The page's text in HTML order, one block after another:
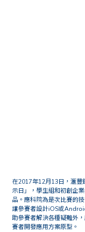
在2017年12月13日，滙豐
示日」，學生組和初創企
品。應科院為是次比賽的
讓參賽者設計iOS或
助參賽者解決各種疑難外
賽者開發應用方案原型。